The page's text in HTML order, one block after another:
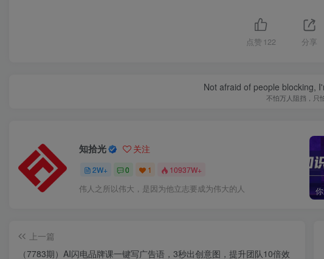
点赞 122 分享
Not afraid of people blocking,
不怕万人阻挡，只
知拾光 关注
2W+ 0 1 10937W+
伟人之所以伟大，是因为他立志要成为伟大的人
上一篇
（7783期）AI闪电品牌课一键写广告语，3秒出创意图，提升团队10倍效